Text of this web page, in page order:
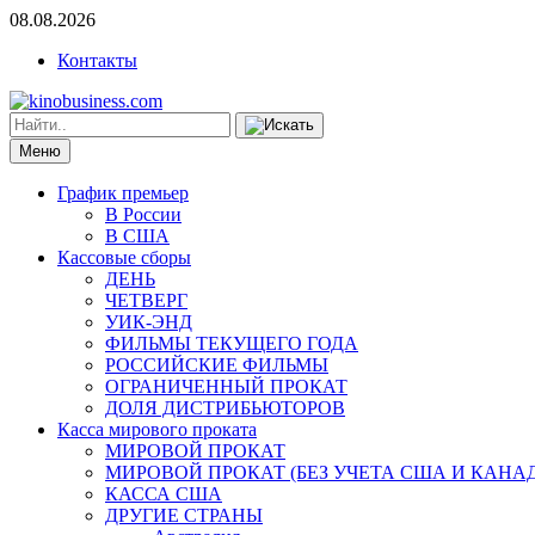
08.08.2026
Контакты
Меню
График премьер
В России
В США
Кассовые сборы
ДЕНЬ
ЧЕТВЕРГ
УИК-ЭНД
ФИЛЬМЫ ТЕКУЩЕГО ГОДА
РОССИЙСКИЕ ФИЛЬМЫ
ОГРАНИЧЕННЫЙ ПРОКАТ
ДОЛЯ ДИСТРИБЬЮТОРОВ
Касса мирового проката
МИРОВОЙ ПРОКАТ
МИРОВОЙ ПРОКАТ (БЕЗ УЧЕТА США И
КАССА США
ДРУГИЕ СТРАНЫ